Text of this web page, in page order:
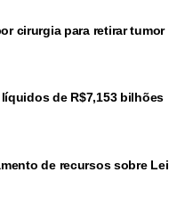
cirurgia para retirar tumor
de R$7,153 bilhões
de recursos sobre Lei